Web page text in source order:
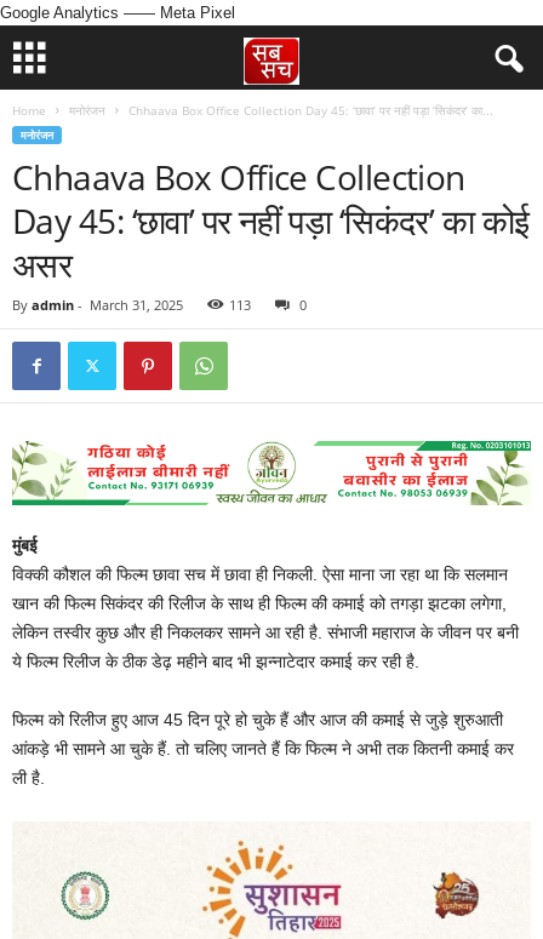
Google Analytics —— Meta Pixel
Home मनोरंजन Chhaava Box Office Collection Day 45: ‘छावा’ पर नहीं पड़ा ‘सिकंदर’ का...
मनोरंजन
Chhaava Box Office Collection
Day 45: ‘छावा’ पर नहीं पड़ा ‘सिकंदर’ का कोई
असर
By admin - March 31, 2025 113 0
मुंबई
विक्की कौशल की फिल्म छावा सच में छावा ही निकली. ऐसा माना जा रहा था कि सलमान
खान की फिल्म सिकंदर की रिलीज के साथ ही फिल्म की कमाई को तगड़ा झटका लगेगा,
लेकिन तस्वीर कुछ और ही निकलकर सामने आ रही है. संभाजी महाराज के जीवन पर बनी
ये फिल्म रिलीज के ठीक डेढ़ महीने बाद भी झन्नाटेदार कमाई कर रही है.
फिल्म को रिलीज हुए आज 45 दिन पूरे हो चुके हैं और आज की कमाई से जुड़े शुरुआती
आंकड़े भी सामने आ चुके हैं. तो चलिए जानते हैं कि फिल्म ने अभी तक कितनी कमाई कर
ली है.